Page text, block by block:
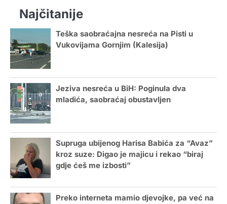
Najčitanije
Teška saobraćajna nesreća na Pisti u
Vukovijama Gornjim (Kalesija)
Jeziva nesreća u BiH: Poginula dva
mladića, saobraćaj obustavljen
Supruga ubijenog Harisa Babića za “Avaz”
kroz suze: Digao je majicu i rekao “biraj
gdje ćeš me izbosti”
Preko interneta mamio djevojke, pa već na